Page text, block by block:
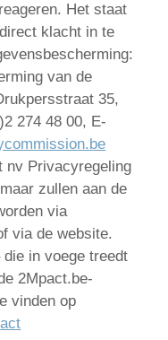
Het staat
klacht in te
van de
35,
274 48 00, E-
nv Privacyregeling
zullen aan de
via
via de website.
in voege treedt
2Mpact.be-
vinden op